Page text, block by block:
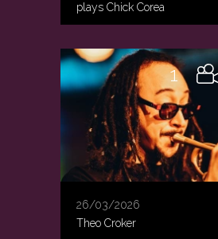
plays Chick Corea
1
26/03/2026
Theo Croker